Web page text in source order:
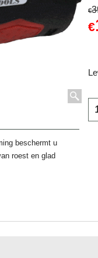
€
€
beschermt u
roest en glad